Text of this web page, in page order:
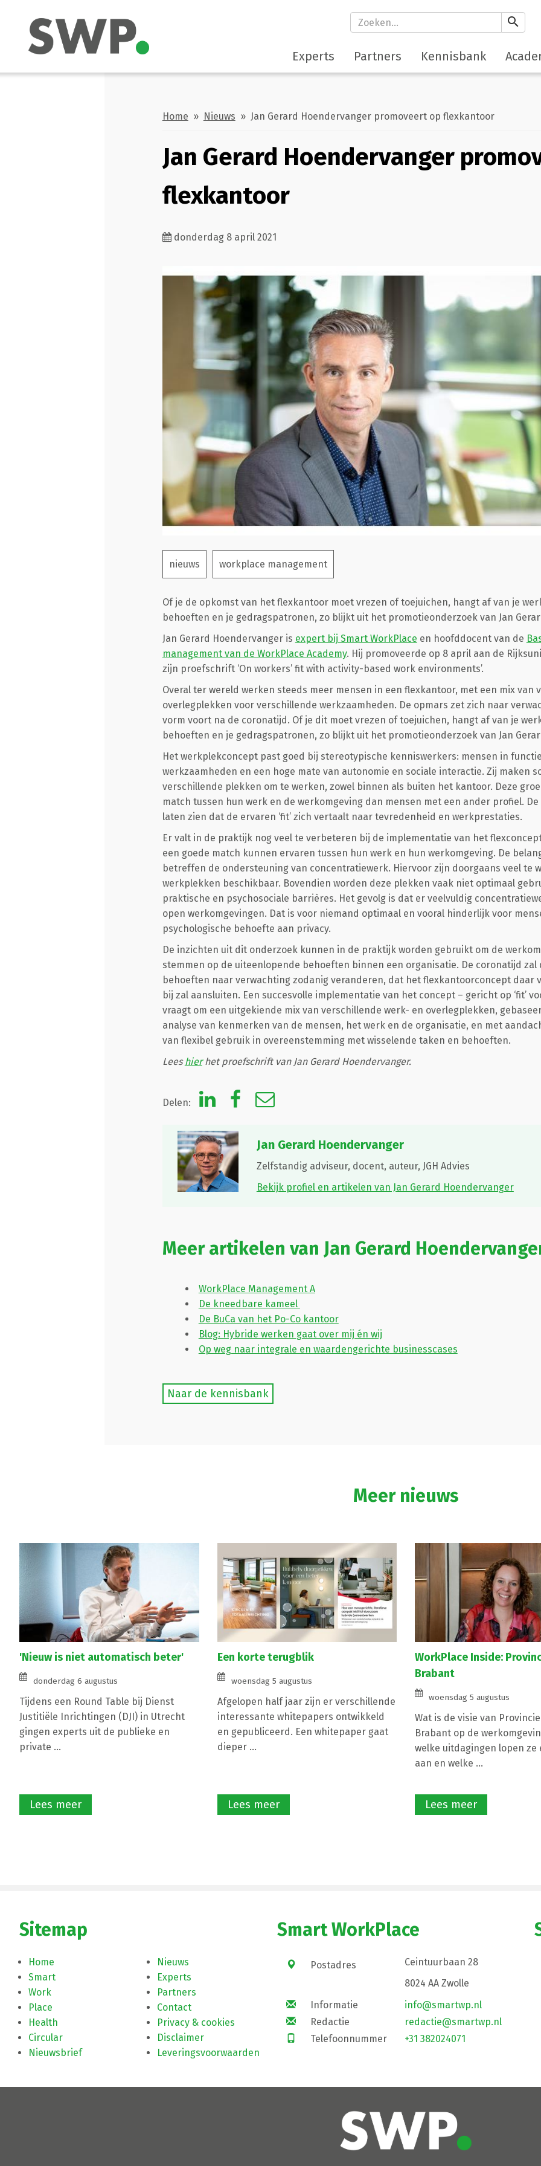
search
Experts Partners Kennisbank
Home » Nieuws » Jan Gerard Hoendervanger promoveert op flexkantoor
Jan Gerard Hoendervanger
flexkantoor
donderdag 8 april 2021
nieuws workplace management
Of je de opkomst van het flexkantoor moet vrezen of toejuichen, hangt af van je
behoeften en je gedragspatronen, zo blijkt uit het promotieonderzoek van Jan
Jan Gerard Hoendervanger is expert bij Smart WorkPlace en hoofddocent van de
management van de WorkPlace Academy. Hij promoveerde op 8 april aan de
zijn proefschrift ‘On workers’ fit with activity-based work environments’.
Overal ter wereld werken steeds meer mensen in een flexkantoor, met een mix van
overlegplekken voor verschillende werkzaamheden. De opmars zet zich naar
vorm voort na de coronatijd. Of je dit moet vrezen of toejuichen, hangt af van je
behoeften en je gedragspatronen, zo blijkt uit het promotieonderzoek van Jan
Het werkplekconcept past goed bij stereotypische kenniswerkers: mensen in
werkzaamheden en een hoge mate van autonomie en sociale interactie. Zij maken
verschillende plekken om te werken, zowel binnen als buiten het kantoor. Deze
match tussen hun werk en de werkomgeving dan mensen met een ander profiel.
laten zien dat de ervaren ‘fit’ zich vertaalt naar tevredenheid en werkprestaties.
Er valt in de praktijk nog veel te verbeteren bij de implementatie van het
een goede match kunnen ervaren tussen hun werk en hun werkomgeving. De
betreffen de ondersteuning van concentratiewerk. Hiervoor zijn doorgaans veel te
werkplekken beschikbaar. Bovendien worden deze plekken vaak niet optimaal
praktische en psychosociale barrières. Het gevolg is dat er veelvuldig
open werkomgevingen. Dat is voor niemand optimaal en vooral hinderlijk voor
psychologische behoefte aan privacy.
De inzichten uit dit onderzoek kunnen in de praktijk worden gebruikt om de
stemmen op de uiteenlopende behoeften binnen een organisatie. De coronatijd
behoeften naar verwachting zodanig veranderen, dat het flexkantoorconcept daar
bij zal aansluiten. Een succesvolle implementatie van het concept – gericht op ‘fit’
vraagt om een uitgekiende mix van verschillende werk- en overlegplekken,
analyse van kenmerken van de mensen, het werk en de organisatie, en met
van flexibel gebruik in overeenstemming met wisselende taken en behoeften.
Leeshierhet proefschrift van Jan Gerard Hoendervanger.
Delen:
Jan Gerard Hoendervanger
Zelfstandig adviseur, docent, auteur, JGH Advies
Bekijk profiel en artikelen van Jan Gerard Hoendervanger
Meer artikelen van Jan Gerard
WorkPlace Management A
De kneedbare kameel
De BuCa van het Po-Co kantoor
Blog: Hybride werken gaat over mij én wij
Op weg naar integrale en waardengerichte businesscases
Naar de kennisbank
Meer nieuws
'Nieuw is niet automatisch beter'
donderdag 6 augustus
Tijdens een Round Table bij Dienst
Justitiële Inrichtingen (DJI) in Utrecht
gingen experts uit de publieke en
private ...
Lees meer
Een korte terugblik
woensdag 5 augustus
Afgelopen half jaar zijn er verschillende
interessante whitepapers ontwikkeld
en gepubliceerd. Een whitepaper gaat
dieper ...
Lees meer
WorkPlace Inside:
Brabant
woensdag 5 augustus
Wat is de visie van
Brabant op de
welke uitdagingen lopen ze
aan en welke ...
Lees meer
Sitemap
Home
Smart
Work
Place
Health
Circular
Nieuwsbrief
Nieuws
Experts
Partners
Contact
Privacy & cookies
Disclaimer
Leveringsvoorwaarden
Smart WorkPlace
Postadres
Ceintuurbaan 28
8024 AA Zwolle
Informatie
info@smartwp.nl
Redactie
redactie@smartwp.nl
Telefoonnummer
+31 382024071